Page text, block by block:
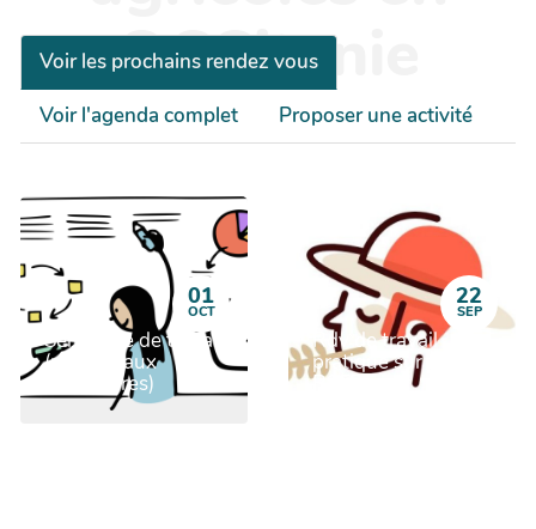
OCCitanie
Voir les prochains rendez vous
Voir l'agenda complet
Proposer une activité
01
OCT
Séminaire de travail
(réservé aux
partenaires)
22
SEP
Rdv de travail
pratique sur fiches
RSFP